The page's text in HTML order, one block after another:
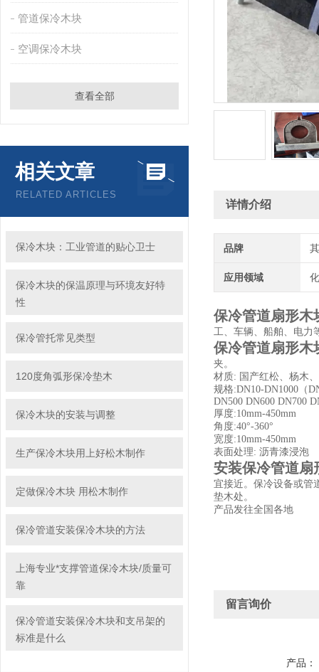
管道保冷木块
空调保冷木块
查看全部
相关文章
RELATED ARTICLES
保冷木块：工业管道的贴心卫士
保冷木块的保温原理与环境友好特
性
保冷管托常见类型
120度角弧形保冷垫木
保冷木块的安装与调整
生产保冷木块用上好松木制作
定做保冷木块 用松木制作
保冷管道安装保冷木块的方法
上海专业*支撑管道保冷木块/质量可
靠
保冷管道安装保冷木块和支吊架的
标准是什么
详情介绍
品牌
应用领域
保冷管道扇形木
工、车辆、船舶、电力
保冷管道扇形木
夹。
材质: 国产红松、杨木
规格:DN10-DN1000（
DN500 DN600 DN700
厚度:10mm-450mm
角度:40°-360°
宽度:10mm-450mm
表面处理: 沥青漆浸泡
安装保冷管道扇
宜接近。保冷设备或管
垫木处。
产品发往全国各地
留言询价
产品：